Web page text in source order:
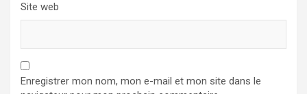
Site web
Enregistrer mon nom, mon e-mail et mon site dans le